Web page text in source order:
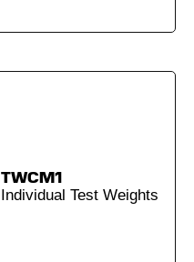
TWCM1
Individual Test Weights